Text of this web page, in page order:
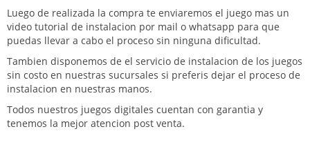
Luego de realizada la compra te enviaremos el juego mas un
video tutorial de instalacion por mail o whatsapp para que
puedas llevar a cabo el proceso sin ninguna dificultad.
Tambien disponemos de el servicio de instalacion de los juegos
sin costo en nuestras sucursales si preferis dejar el proceso de
instalacion en nuestras manos.
Todos nuestros juegos digitales cuentan con garantia y
tenemos la mejor atencion post venta.